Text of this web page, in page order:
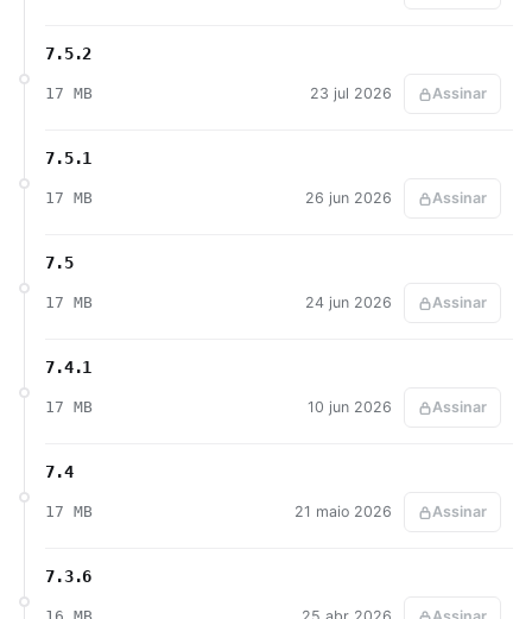
7.5.2
17 MB 23 jul 2026 Assinar
7.5.1
17 MB 26 jun 2026 Assinar
7.5
17 MB 24 jun 2026 Assinar
7.4.1
17 MB 10 jun 2026 Assinar
7.4
17 MB 21 maio 2026 Assinar
7.3.6